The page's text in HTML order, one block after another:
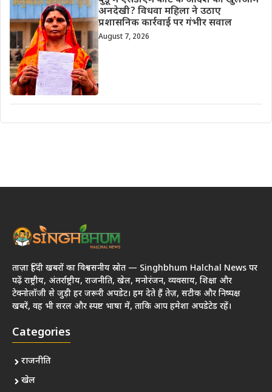
अनदेखी? विधवा महिला ने उठाए
प्रशासनिक कार्रवाई पर गंभीर सवाल
August 7, 2026
ताज़ा हिंदी खबरों का विश्वसनीय स्रोत — Singhbhum Halchal News पर
पढ़ें राष्ट्रीय, अंतर्राष्ट्रीय, राजनीति, खेल, मनोरंजन, व्यवसाय, शिक्षा और
टेक्नोलॉजी से जुड़ी हर जरूरी अपडेट। हम देते हैं तेज़, सटीक और निष्पक्ष
खबरें, वह भी सरल और स्पष्ट भाषा में, ताकि आप हमेशा अपडेटेड रहें।
Categories
राजनीति
खेल